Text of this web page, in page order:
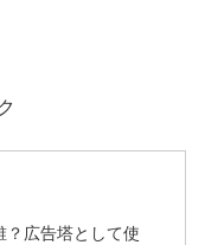
？広告塔として使